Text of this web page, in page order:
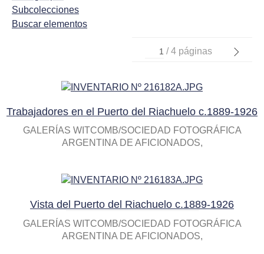
Subcolecciones
Buscar elementos
/ 4 páginas
Trabajadores en el Puerto del Riachuelo c.1889-1926
GALERÍAS WITCOMB/SOCIEDAD FOTOGRÁFICA
ARGENTINA DE AFICIONADOS
Vista del Puerto del Riachuelo c.1889-1926
GALERÍAS WITCOMB/SOCIEDAD FOTOGRÁFICA
ARGENTINA DE AFICIONADOS